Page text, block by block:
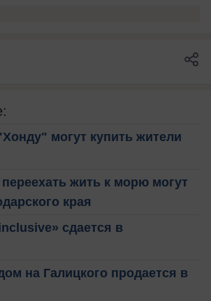
могут купить жители
жить к морю могут
края
сдается в
на Галицкого продается в